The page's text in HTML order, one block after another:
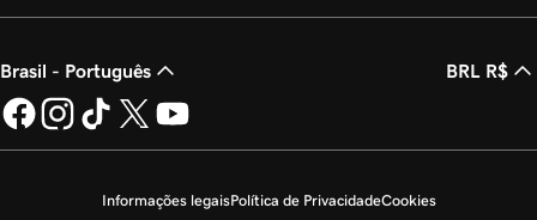
Brasil - Português BRL R$
Informações legaisPolítica de PrivacidadeCookies